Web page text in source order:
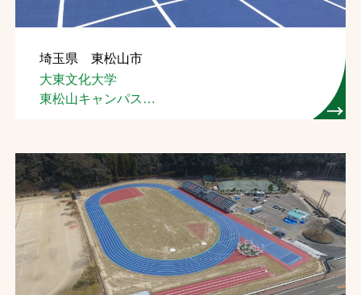
埼玉県 東松山市
大東文化大学
東松山キャンパス